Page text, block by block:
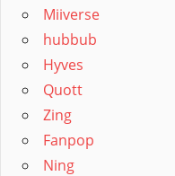
Miiverse
hubbub
Hyves
Quott
Zing
Fanpop
Ning